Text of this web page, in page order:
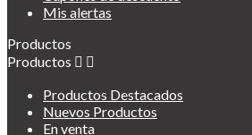
Mis alertas
Productos
Productos  
Productos Destacados
Nuevos Productos
En venta